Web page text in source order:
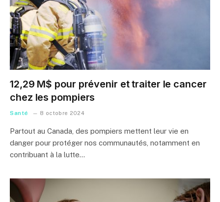
12,29 M$ pour prévenir et traiter le cancer
chez les pompiers
Santé 8 octobre 2024
Partout au Canada, des pompiers mettent leur vie en
danger pour protéger nos communautés, notamment en
contribuant à la lutte…